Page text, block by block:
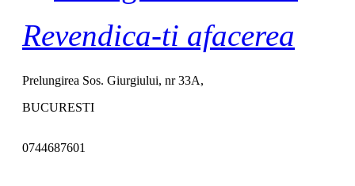
Revendica-ti afacerea
Prelungirea Sos. Giurgiului, nr 33A,
BUCURESTI
0744687601